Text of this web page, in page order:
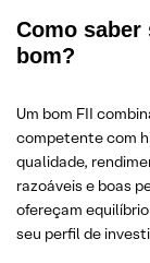
Como
bom?
Um bom FII
competente com
qualidade,
razoáveis e boas
ofereçam
seu perfil de